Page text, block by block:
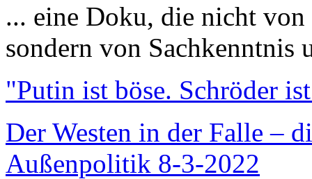
... eine Doku, die nicht
sondern von Sachkenntnis
"Putin ist böse. Schröder
Der Westen in der Falle –
Außenpolitik 8-3-2022